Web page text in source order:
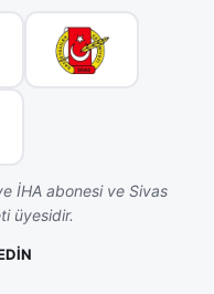
İHA abonesi ve Sivas
üyesidir.